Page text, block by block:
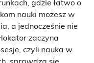
gdzie łatwo o
nauki możesz w
a jednocześnie nie
zaczyna
czyli nauka w